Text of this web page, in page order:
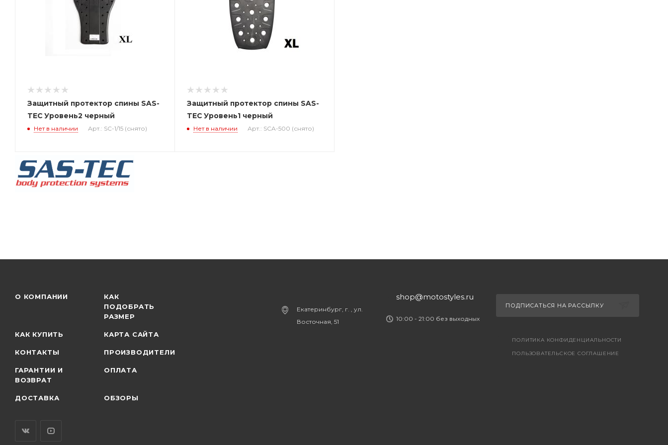
Защитный протектор спины SAS-
TEC Уровень2 черный
Нет в наличии Арт.: SC-1/15 (снято)
Защитный протектор спины SAS-
TEC Уровень1 черный
Нет в наличии Арт.: SCA-500 (снято)
О КОМПАНИИ
КАК
ПОДОБРАТЬ
РАЗМЕР
КАК КУПИТЬ КАРТА САЙТА
КОНТАКТЫ ПРОИЗВОДИТЕЛИ
ГАРАНТИИ И
ВОЗВРАТ
ОПЛАТА
ДОСТАВКА ОБЗОРЫ
Екатеринбург, г. , ул.
Восточная, 51
shop@motostyles.ru
10:00 - 21:00 без выходных
ПОДПИСАТЬСЯ НА РАССЫЛКУ
ПОЛИТИКА КОНФИДЕНЦИАЛЬНОСТИ
ПОЛЬЗОВАТЕЛЬСКОЕ СОГЛАШЕНИЕ